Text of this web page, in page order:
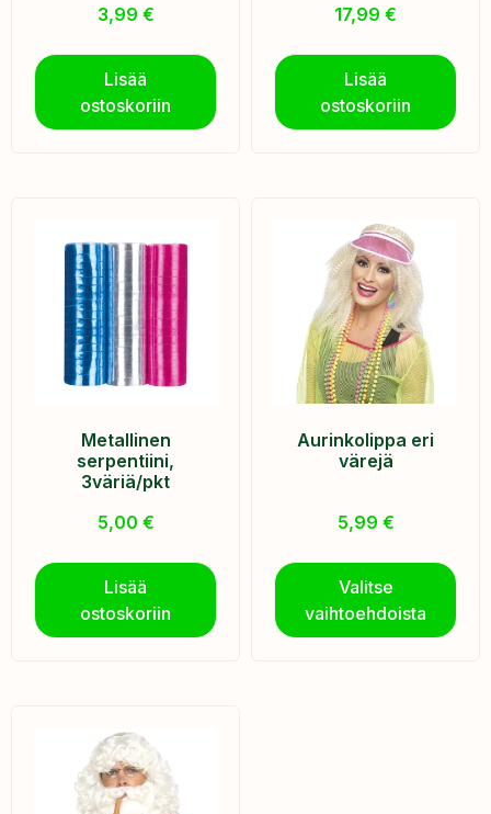
3,99 €
Lisää
ostoskoriin
17,99 €
Lisää
ostoskoriin
Metallinen
serpentiini,
3väriä/pkt
5,00 €
Lisää
ostoskoriin
Aurinkolippa eri
värejä
5,99 €
Valitse
vaihtoehdoista